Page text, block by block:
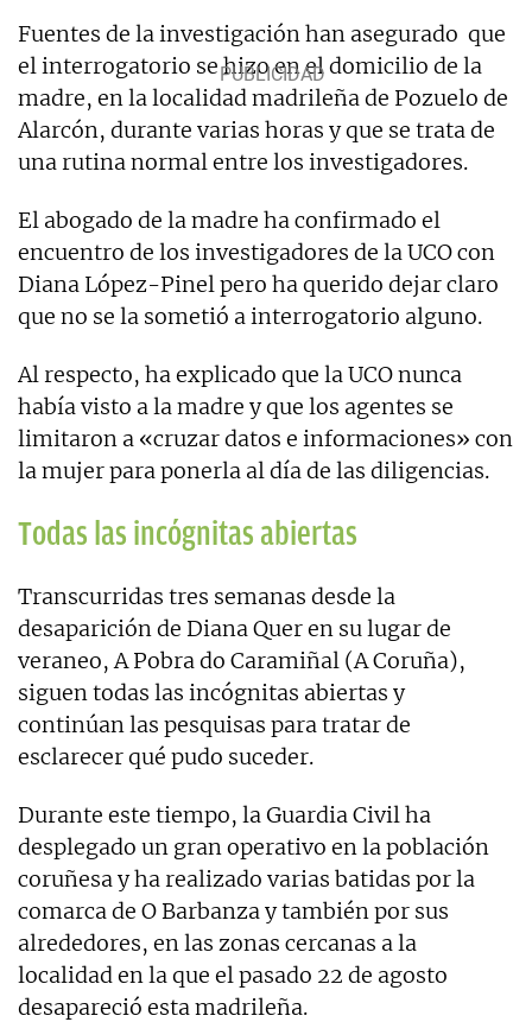
Fuentes de la investigación han asegurado que
el interrogatorio se hizo en el domicilio de la
madre, en la localidad madrileña de Pozuelo de
Alarcón, durante varias horas y que se trata de
una rutina normal entre los investigadores.
El abogado de la madre ha confirmado el
encuentro de los investigadores de la UCO con
Diana López-Pinel pero ha querido dejar claro
que no se la sometió a interrogatorio alguno.
Al respecto, ha explicado que la UCO nunca
había visto a la madre y que los agentes se
limitaron a «cruzar datos e informaciones» con
la mujer para ponerla al día de las diligencias.
Todas las incógnitas abiertas
Transcurridas tres semanas desde la
desaparición de Diana Quer en su lugar de
veraneo, A Pobra do Caramiñal (A Coruña),
siguen todas las incógnitas abiertas y
continúan las pesquisas para tratar de
esclarecer qué pudo suceder.
Durante este tiempo, la Guardia Civil ha
desplegado un gran operativo en la población
coruñesa y ha realizado varias batidas por la
comarca de O Barbanza y también por sus
alrededores, en las zonas cercanas a la
localidad en la que el pasado 22 de agosto
desapareció esta madrileña.